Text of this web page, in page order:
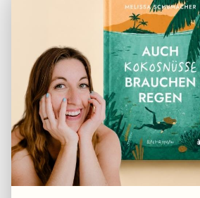
REISEVORBEREITUNG
– Checkliste für den
– Deine Finanzen in
– Der perfekte
– Visum für Indonesien
– Packliste für
– Reiseapotheke